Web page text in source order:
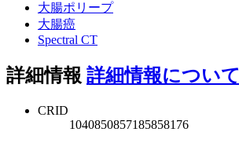
大腸ポリープ
大腸癌
Spectral CT
詳細情報 詳細情報について
CRID
1040850857185858176